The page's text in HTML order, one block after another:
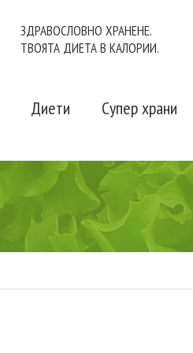
ЗДРАВОСЛОВНО ХРАНЕНЕ.
ТВОЯТА ДИЕТА В КАЛОРИИ.
Диети Супер храни